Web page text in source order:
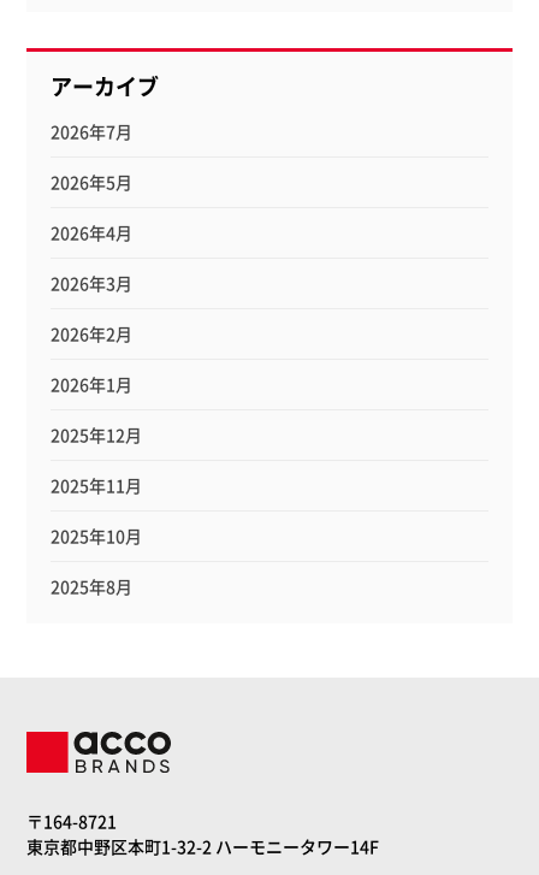
アーカイブ
2026年7月
2026年5月
2026年4月
2026年3月
2026年2月
2026年1月
2025年12月
2025年11月
2025年10月
2025年8月
〒164-8721
東京都中野区本町1-32-2 ハーモニータワー14F